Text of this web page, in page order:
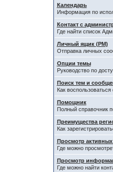
Календарь
Информация по
Контакт с
Где найти список
Личный ящик (PM)
Отправка личных
Опции темы
Руководство по
Поиск тем и
Как
Помощник
Полный справочник
Преимущества
Как
Просмотр
Где можно
Просмотр
Где можно найти